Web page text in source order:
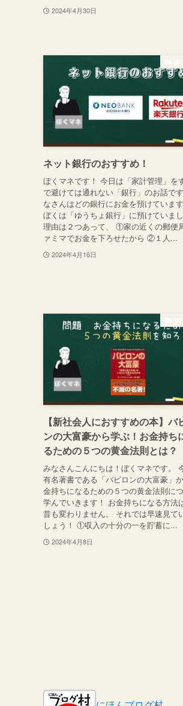
2024年4月30日
ネット銀行のおすすめ！
ぼくマネです！ 今日は「家計管理」を
で避けては通れない「銀行」のお話で
なさんはどの銀行にお金を預けていま
ぼくは「ゆうちょ銀行」に預けていまし
理由は２つあって、 ①家の近くの郵便
ァミマでお金を下ろせたから ②１人...
2024年4月16日
【新社会人におすすめの本】バ
ンの大富豪から学ぶ！お金持ち
るための５つの黄金法則とは？
みなさんこんにちは！ぼくマネです。
有名著書である「バビロンの大富豪」
金持ちになるための５つの黄金法則に
学んでいきます！ お金持ちになる方法
昔も変わりません。 それでは早速見て
しょう！ ①収入の十分の一を貯蓄に...
2024年4月8日